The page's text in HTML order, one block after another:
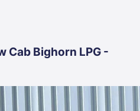
Cab Bighorn LPG -